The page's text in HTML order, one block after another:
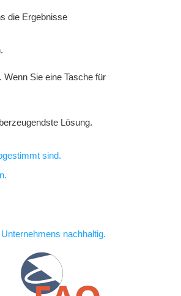
die Ergebnisse
Sie eine Tasche für
Lösung.
sind.
nachhaltig.